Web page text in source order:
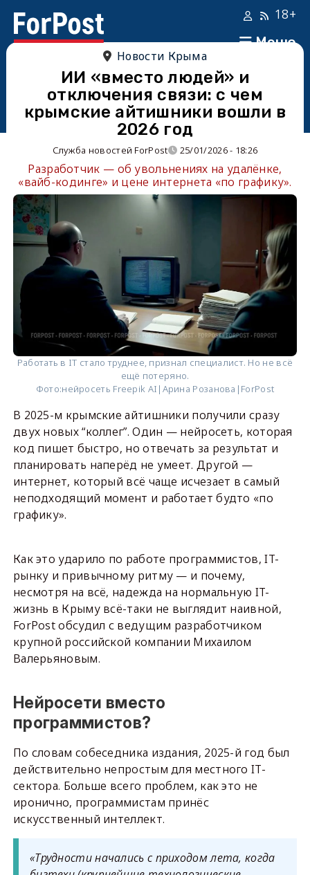
Меню
18+
Новости Крыма
ИИ «вместо людей» и
отключения связи: с чем
крымские айтишники вошли в
2026 год
Служба новостей ForPost 25/01/2026 - 18:26
Разработчик — об увольнениях на удалёнке,
«вайб-кодинге» и цене интернета «по графику».
Работать в IT стало труднее, признал специалист. Но не всё
ещё потеряно.
Фото:нейросеть Freepik AI|Арина Розанова|ForPost
В 2025-м крымские айтишники получили сразу
двух новых “коллег”. Один — нейросеть, которая
код пишет быстро, но отвечать за результат и
планировать наперёд не умеет. Другой —
интернет, который всё чаще исчезает в самый
неподходящий момент и работает будто «по
графику».
Как это ударило по работе программистов, IT-
рынку и привычному ритму — и почему,
несмотря на всё, надежда на нормальную IT-
жизнь в Крыму всё-таки не выглядит наивной,
ForPost обсудил с ведущим разработчиком
крупной российской компании Михаилом
Валерьяновым.
Нейросети вместо
программистов?
По словам собеседника издания, 2025-й год был
действительно непростым для местного IT-
сектора. Больше всего проблем, как это не
иронично, программистам принёс
искусственный интеллект.
«Трудности начались с приходом лета, когда